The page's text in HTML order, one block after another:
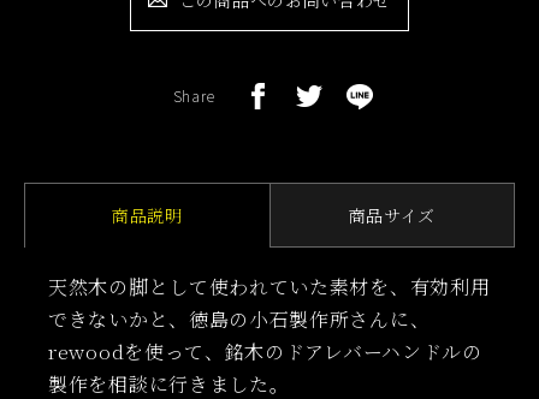
Share
商品説明 商品サイズ
天然木の脚として使われていた素材を、有効利用
できないかと、徳島の小石製作所さんに、
rewoodを使って、銘木のドアレバーハンドルの
製作を相談に行きました。